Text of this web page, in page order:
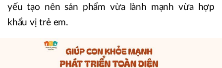
yếu tạo nên sản phẩm vừa lành mạnh vừa hợp
khẩu vị trẻ em.